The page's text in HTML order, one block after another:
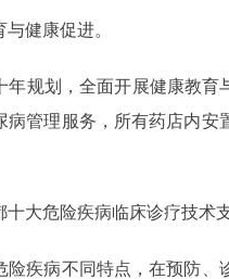
健康促进。
划，全面开展健康教育
病管理服务，所有药店内
危险疾病临床诊疗技术
病不同特点，在预防、